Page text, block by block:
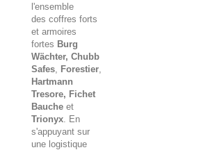
l'ensemble
des coffres forts
et armoires
fortes Burg
Wächter, Chubb
Safes, Forestier,
Hartmann
Tresore, Fichet
Bauche et
Trionyx. En
s'appuyant sur
une logistique